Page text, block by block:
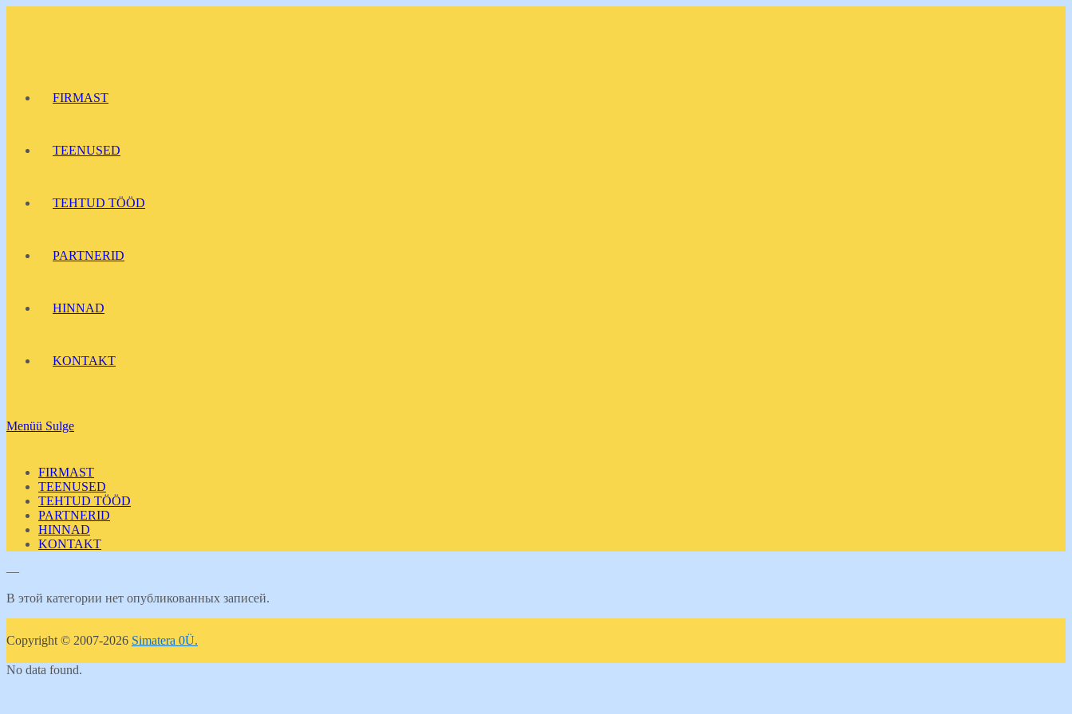
FIRMAST
TEENUSED
TEHTUD TÖÖD
PARTNERID
HINNAD
KONTAKT
Menüü Sulge
FIRMAST
TEENUSED
TEHTUD TÖÖD
PARTNERID
HINNAD
KONTAKT
—
В этой категории нет опубликованных записей.
Copyright © 2007-2026 Simatera 0Ü.
No data found.